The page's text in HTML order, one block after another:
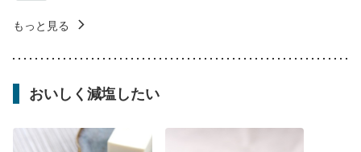
もっと見る
おいしく減塩したい